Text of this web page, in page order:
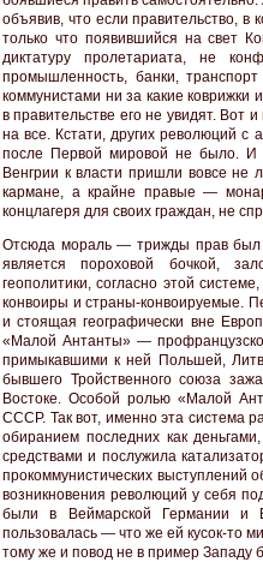
объявив, что если правительство, в
только что появившийся на свет
диктатуру пролетариата, не
промышленность, банки,
коммунистами ни за какие коврижки
в правительстве его не увидят. Вот
на все. Кстати, других революций с
после Первой мировой не было.
Венгрии к власти пришли вовсе не
кармане, а крайне правые —
концлагеря для своих граждан, не
Отсюда мораль — трижды прав был
является пороховой бочкой,
геополитики, согласно этой
конвоиры и страны-конвоируемые.
и стоящая географически вне
«Малой Антанты» —
примыкавшими к ней Польшей,
бывшего Тройственного союза
Востоке. Особой ролью «Малой
СССР. Так вот, именно эта система
обиранием последних как
средствами и послужила
прокоммунистических выступлений
возникновения революций у себя
были в Веймарской Германии и
пользовалась — что же ей кусок-то
тому же и повод не в пример Западу